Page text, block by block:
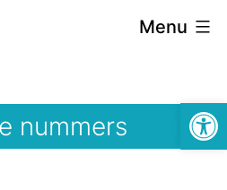
Menu
nummers